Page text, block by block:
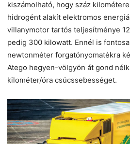
kiszámolható, hogy száz
hidrogént alakít elektromos
villanymotor tartós teljesítménye
pedig 300 kilowatt. Ennél is
newtonméter forgatónyomatékra
Atego hegyen-völgyön át gond
kilométer/óra csúcssebességet.